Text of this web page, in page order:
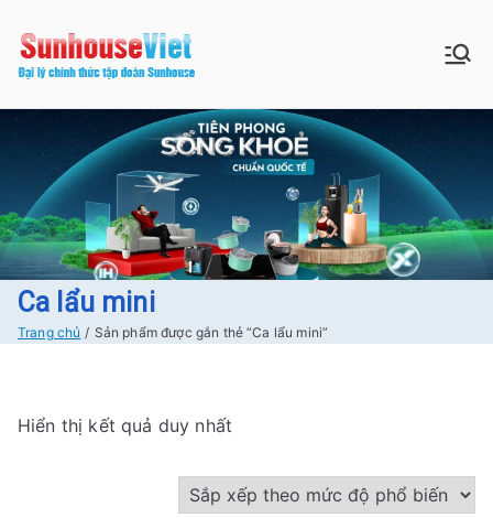
tới
nội
dung
Đồ gia dụng|
Điện gia
dụng|Nhà
bếp|Điện
tại Hà nội
Bán buôn bán lẻ hàng Sunhouse
Hà Nội
Ca lẩu mini
Trang chủ Sản phẩm được gắn thẻ “Ca lẩu mini”
Hiển thị kết quả duy nhất